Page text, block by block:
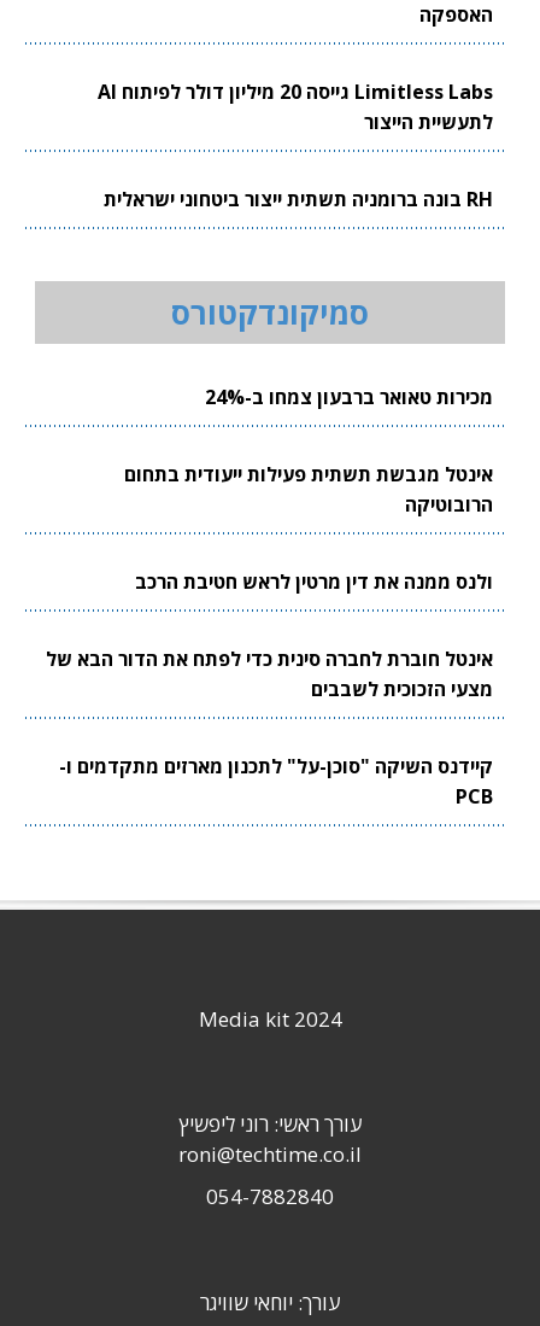
האספקה
Limitless Labs גייסה 20 מיליון דולר לפיתוח AI
לתעשיית הייצור
RH בונה ברומניה תשתית ייצור ביטחוני ישראלית
סמיקונדקטורס
מכירות טאואר ברבעון צמחו ב-24%
אינטל מגבשת תשתית פעילות ייעודית בתחום
הרובוטיקה
ולנס ממנה את דין מרטין לראש חטיבת הרכב
אינטל חוברת לחברה סינית כדי לפתח את הדור הבא של
מצעי הזכוכית לשבבים
קיידנס השיקה "סוכן-על" לתכנון מארזים מתקדמים ו-
PCB
Media kit 2024
עורך ראשי: רוני ליפשיץ
roni@techtime.co.il
054-7882840
עורך: יוחאי שוויגר